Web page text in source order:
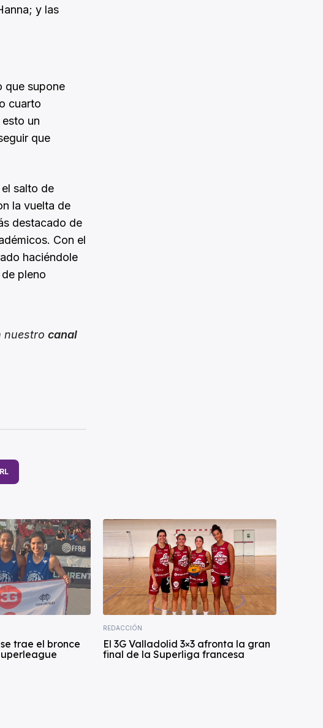
y las
que supone
cuarto
un
que
salto de
la vuelta de
destacado de
Con el
haciéndole
pleno
nuestro canal
trae el bronce
REDACCIÓN
El 3G Valladolid 3×3 afronta la gran
final de la Superliga francesa